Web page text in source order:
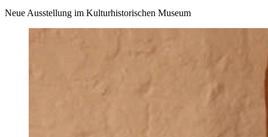
Neue Ausstellung im Kulturhistorischen Museum